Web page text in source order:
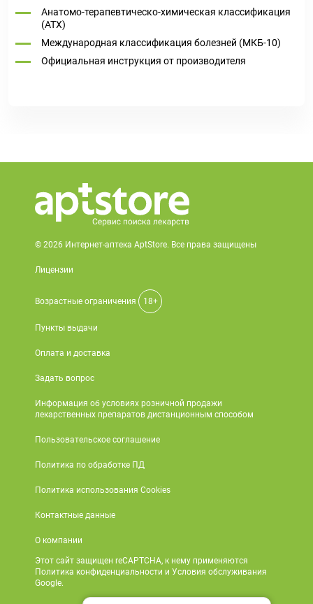
Анатомо-терапевтическо-химическая классификация
(ATX)
Международная классификация болезней (МКБ-10)
Официальная инструкция от производителя
© 2026 Интернет-аптека AptStore. Все права защищены
Лицензии
Возрастные ограничения 18+
Пункты выдачи
Оплата и доставка
Задать вопрос
Информация об условиях розничной продажи
лекарственных препаратов дистанционным способом
Пользовательское соглашение
Политика по обработке ПД
Политика использования Cookies
Контактные данные
О компании
Этот сайт защищен reCAPTCHA, к нему применяются
Политика конфиденциальности и Условия обслуживания
Google.